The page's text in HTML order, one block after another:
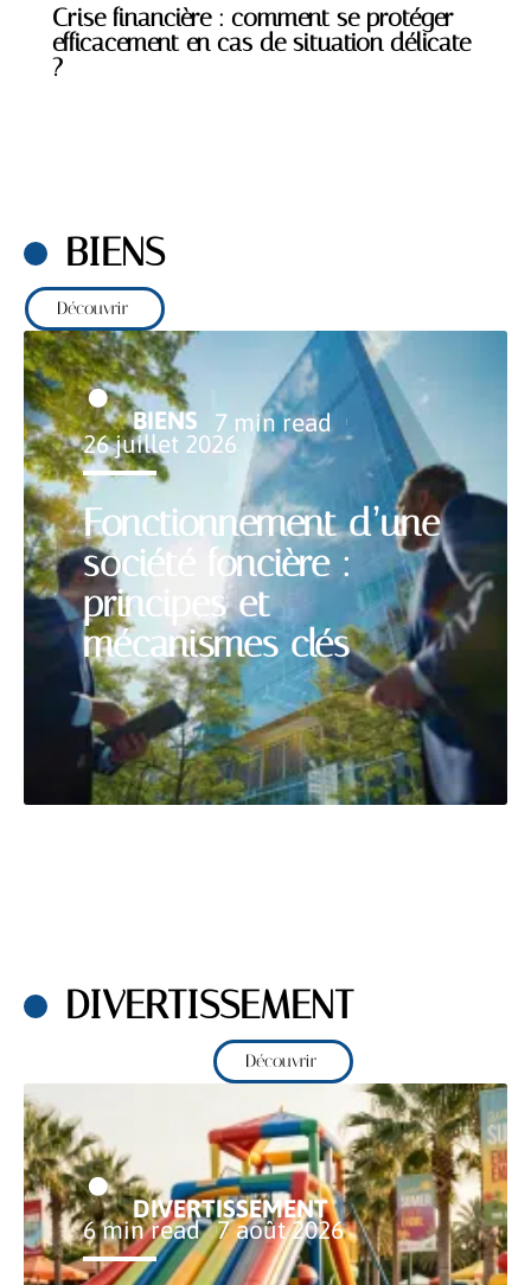
Crise financière : comment se protéger
efficacement en cas de situation délicate
?
BIENS
Découvrir
Fonctionnement d’une
société foncière :
principes et
mécanismes clés
BIENS 7 min read
26 juillet 2026
DIVERTISSEMENT
Découvrir
DIVERTISSEMENT
6 min read 7 août 2026